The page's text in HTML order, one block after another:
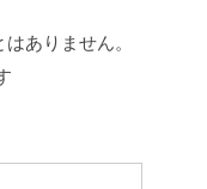
ありません。